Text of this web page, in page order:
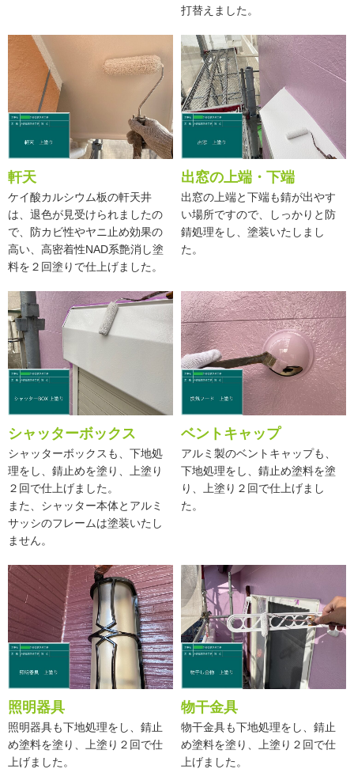
打替えました。
軒天
ケイ酸カルシウム板の軒天井
は、退色が見受けられましたの
で、防カビ性やヤニ止め効果の
高い、高密着性NAD系艶消し塗
料を２回塗りで仕上げました。
出窓の上端・下端
出窓の上端と下端も錆が出やす
い場所ですので、しっかりと防
錆処理をし、塗装いたしまし
た。
シャッターボックス
シャッターボックスも、下地処
理をし、錆止めを塗り、上塗り
２回で仕上げました。
また、シャッター本体とアルミ
サッシのフレームは塗装いたし
ません。
ベントキャップ
アルミ製のベントキャップも、
下地処理をし、錆止め塗料を塗
り、上塗り２回で仕上げまし
た。
照明器具
照明器具も下地処理をし、錆止
め塗料を塗り、上塗り２回で仕
上げました。
物干金具
物干金具も下地処理をし、錆止
め塗料を塗り、上塗り２回で仕
上げました。